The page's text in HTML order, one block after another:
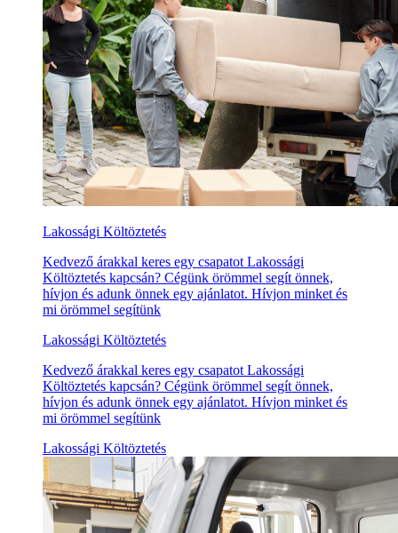
Lakossági Költöztetés
Kedvező árakkal keres egy csapatot Lakossági
Költöztetés kapcsán? Cégünk örömmel segít önnek,
hívjon és adunk önnek egy ajánlatot. Hívjon minket és
mi örömmel segítünk
Lakossági Költöztetés
Kedvező árakkal keres egy csapatot Lakossági
Költöztetés kapcsán? Cégünk örömmel segít önnek,
hívjon és adunk önnek egy ajánlatot. Hívjon minket és
mi örömmel segítünk
Lakossági Költöztetés